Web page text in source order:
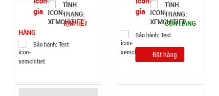
52.000 đ
TÌNH
TRẠNG:
CÒN HÀNG
TÌNH
TRẠNG:
TẠM HẾT
HÀNG
Bảo hành: Test
TÌNH
TRẠNG:
CÒN HÀNG
Bảo hành: Test
Đặt hàng